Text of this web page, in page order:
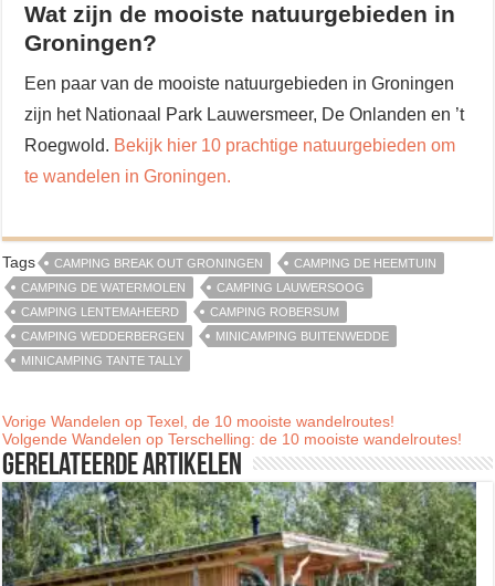
Wat zijn de mooiste natuurgebieden in
Groningen?
Een paar van de mooiste natuurgebieden in Groningen
zijn het Nationaal Park Lauwersmeer, De Onlanden en ’t
Roegwold. Bekijk hier 10 prachtige natuurgebieden om
te wandelen in Groningen.
Tags CAMPING BREAK OUT GRONINGEN
CAMPING DE HEEMTUIN
CAMPING DE WATERMOLEN
CAMPING LAUWERSOOG
CAMPING LENTEMAHEERD
CAMPING ROBERSUM
CAMPING WEDDERBERGEN
MINICAMPING BUITENWEDDE
MINICAMPING TANTE TALLY
Vorige Wandelen op Texel, de 10 mooiste wandelroutes!
Volgende Wandelen op Terschelling: de 10 mooiste wandelroutes!
Gerelateerde artikelen